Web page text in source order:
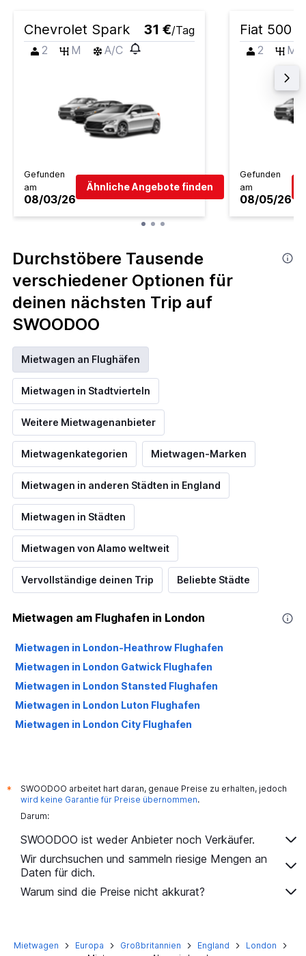
Chevrolet Spark 31 €/Tag
2
M A/C
Gefunden
am
08/03/26
Ähnliche Angebote finden
Fiat 500
2 M
Gefunden
am
08/05/26
Durchstöbere Tausende
verschiedener Optionen für
deinen nächsten Trip auf
SWOODOO
Mietwagen an Flughäfen
Mietwagen in Stadtvierteln
Weitere Mietwagenanbieter
Mietwagenkategorien Mietwagen-Marken
Mietwagen in anderen Städten in England
Mietwagen in Städten
Mietwagen von Alamo weltweit
Vervollständige deinen Trip Beliebte Städte
Mietwagen am Flughafen in London
Mietwagen in London-Heathrow Flughafen
Mietwagen in London Gatwick Flughafen
Mietwagen in London Stansted Flughafen
Mietwagen in London Luton Flughafen
Mietwagen in London City Flughafen
*
SWOODOO arbeitet hart daran, genaue Preise zu erhalten, jedoch
wird keine Garantie für Preise übernommen.
Darum:
SWOODOO ist weder Anbieter noch Verkäufer.
Wir durchsuchen und sammeln riesige Mengen an
Daten für dich.
Warum sind die Preise nicht akkurat?
Mietwagen Europa Großbritannien England
London